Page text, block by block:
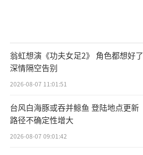
翁虹想演《功夫女足2》 角色都想好了
深情隔空告别
2026-08-07 11:01:51
台风白海豚或吞并鲸鱼 登陆地点更新
路径不确定性增大
2026-08-07 09:01:42